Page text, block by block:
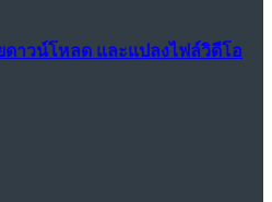
ดาวน์โหลด และแปลงไฟล์วิดีโอ